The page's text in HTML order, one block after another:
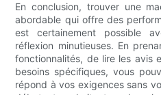
En conclusion, trouver une
abordable qui offre des
est certainement possible
réflexion minutieuses. En
fonctionnalités, de lire les avis
besoins spécifiques, vous
répond à vos exigences sans